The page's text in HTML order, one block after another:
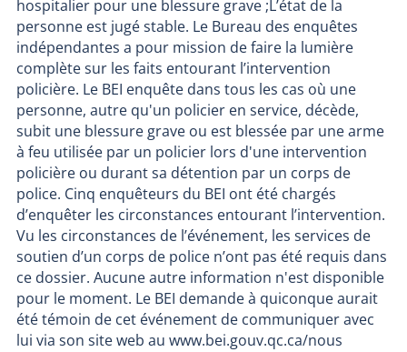
hospitalier pour une blessure grave ;L’état de la
personne est jugé stable. Le Bureau des enquêtes
indépendantes a pour mission de faire la lumière
complète sur les faits entourant l’intervention
policière. Le BEI enquête dans tous les cas où une
personne, autre qu'un policier en service, décède,
subit une blessure grave ou est blessée par une arme
à feu utilisée par un policier lors d'une intervention
policière ou durant sa détention par un corps de
police. Cinq enquêteurs du BEI ont été chargés
d’enquêter les circonstances entourant l’intervention.
Vu les circonstances de l’événement, les services de
soutien d’un corps de police n’ont pas été requis dans
ce dossier. Aucune autre information n'est disponible
pour le moment. Le BEI demande à quiconque aurait
été témoin de cet événement de communiquer avec
lui via son site web au www.bei.gouv.qc.ca/nous